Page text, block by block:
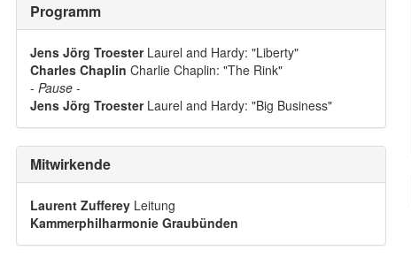
Programm
Jens Jörg TroesterLaurel and Hardy: "Liberty"
Charles Chaplin Charlie Chaplin: "The Rink"
- Pause -
Jens Jörg TroesterLaurel and Hardy: "Big Business"
Mitwirkende
Laurent Zufferey Leitung
Kammerphilharmonie Graubünden